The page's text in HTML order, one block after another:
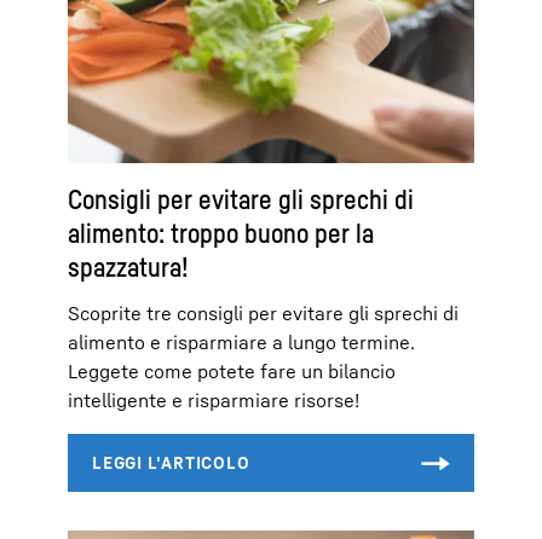
Consigli per evitare gli sprechi di
alimento: troppo buono per la
spazzatura!
Scoprite tre consigli per evitare gli sprechi di
alimento e risparmiare a lungo termine.
Leggete come potete fare un bilancio
intelligente e risparmiare risorse!